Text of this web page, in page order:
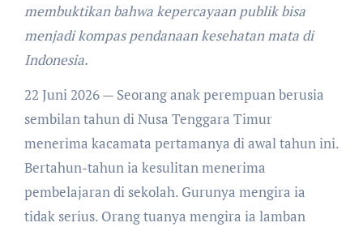
membuktikan bahwa kepercayaan publik bisa
menjadi kompas pendanaan kesehatan mata di
Indonesia.
22 Juni 2026 — Seorang anak perempuan berusia
sembilan tahun di Nusa Tenggara Timur
menerima kacamata pertamanya di awal tahun ini.
Bertahun-tahun ia kesulitan menerima
pembelajaran di sekolah. Gurunya mengira ia
tidak serius. Orang tuanya mengira ia lamban